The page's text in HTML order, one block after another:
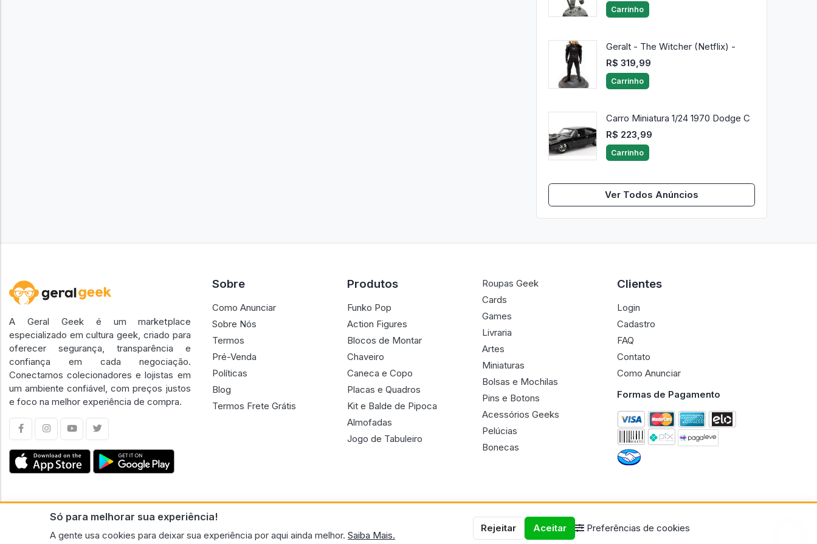
Carrinho
Geralt - The Witcher (Netflix) -
R$ 319,99
Carrinho
Carro Miniatura 1/24 1970 Dodge C
R$ 223,99
Carrinho
Ver Todos Anúncios
Só para melhorar sua experiência!
A gente usa cookies para deixar sua experiência por aqui ainda melhor. Saiba Mais.
Rejeitar Aceitar Preferências de cookies
A Geral Geek é um marketplace
especializado em cultura geek, criado para
oferecer segurança, transparência e
confiança em cada negociação.
Conectamos colecionadores e lojistas em
um ambiente confiável, com preços justos
e foco na melhor experiência de compra.
Sobre
Como Anunciar
Sobre Nós
Termos
Pré-Venda
Políticas
Blog
Termos Frete Grátis
Produtos
Funko Pop
Action Figures
Blocos de Montar
Chaveiro
Caneca e Copo
Placas e Quadros
Kit e Balde de Pipoca
Almofadas
Jogo de Tabuleiro
Roupas Geek
Cards
Games
Livraria
Artes
Miniaturas
Bolsas e Mochilas
Pins e Botons
Acessórios Geeks
Pelúcias
Bonecas
Clientes
Login
Cadastro
FAQ
Contato
Como Anunciar
Formas de Pagamento
CNPJ n.º 30.220.458/0001-17 - GERAL GEEK PORTAL ELETRONICO LTDA.